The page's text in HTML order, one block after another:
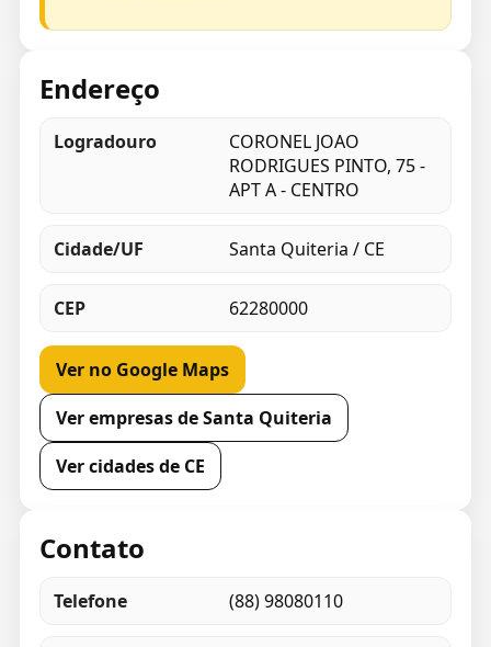
Endereço
Logradouro
CORONEL JOAO
RODRIGUES PINTO, 75 -
APT A - CENTRO
Cidade/UF Santa Quiteria / CE
CEP 62280000
Ver no Google Maps
Ver empresas de Santa Quiteria
Ver cidades de CE
Contato
Telefone (88) 98080110